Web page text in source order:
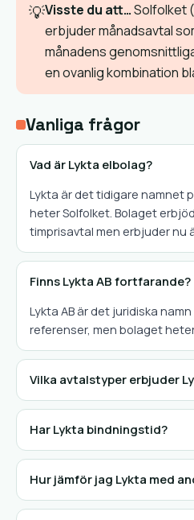
💡Visste du att…Solfolket
erbjuder månadsavtal
månadens
en ovanlig kombination
Vanliga frågor
Vad är Lykta elbolag?
Lykta är det tidigare namnet
heter Solfolket. Bolaget
timprisavtal men erbjuder nu
Finns Lykta AB fortfarande?
Lykta AB är det juridiska
referenser, men bolaget
Vilka avtalstyper erbjuder
Har Lykta bindningstid?
Hur jämför jag Lykta med